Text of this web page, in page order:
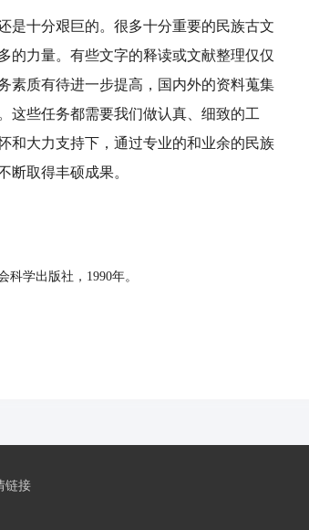
十分艰巨的。很多十分重要的民族古文
的力量。有些文字的释读或文献整理仅仅
素质有待进一步提高，国内外的资料蒐集
这些任务都需要我们做认真、细致的工
和大力支持下，通过专业的和业余的民族
断取得丰硕成果。
学出版社，1990年。
链接